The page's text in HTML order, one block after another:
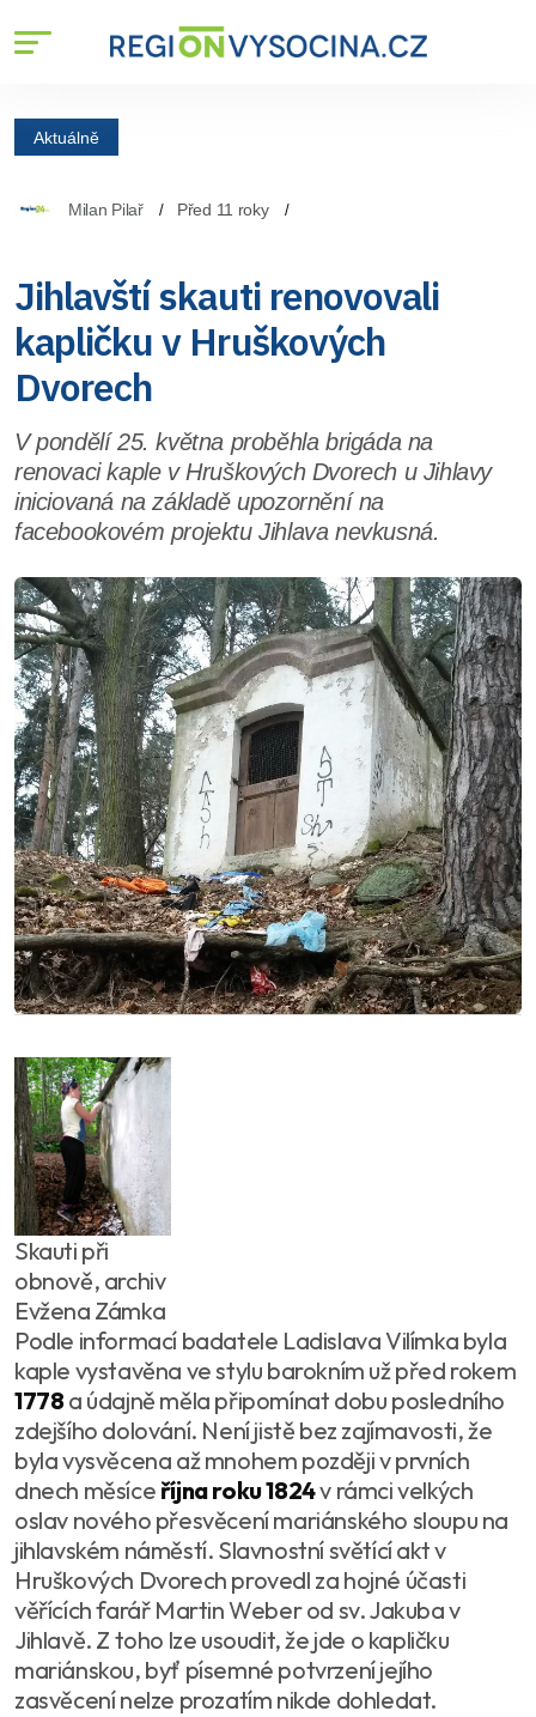
Aktuálně
Milan Pilař Před 11 roky
Jihlavští skauti renovovali
kapličku v Hruškových
Dvorech
V pondělí 25. května proběhla brigáda na
renovaci kaple v Hruškových Dvorech u Jihlavy
iniciovaná na základě upozornění na
facebookovém projektu Jihlava nevkusná.
Skauti při
obnově, archiv
Evžena Zámka
Podle informací badatele Ladislava Vilímka byla
kaple vystavěna ve stylu barokním už před rokem
1778 a údajně měla připomínat dobu posledního
zdejšího dolování. Není jistě bez zajímavosti, že
byla vysvěcena až mnohem později v prvních
dnech měsíce října roku 1824v rámci velkých
oslav nového přesvěcení mariánského sloupu na
jihlavském náměstí. Slavnostní světící akt v
Hruškových Dvorech provedl za hojné účasti
věřících farář Martin Weber od sv. Jakuba v
Jihlavě. Z toho lze usoudit, že jde o kapličku
mariánskou, byť písemné potvrzení jejího
zasvěcení nelze prozatím nikde dohledat.